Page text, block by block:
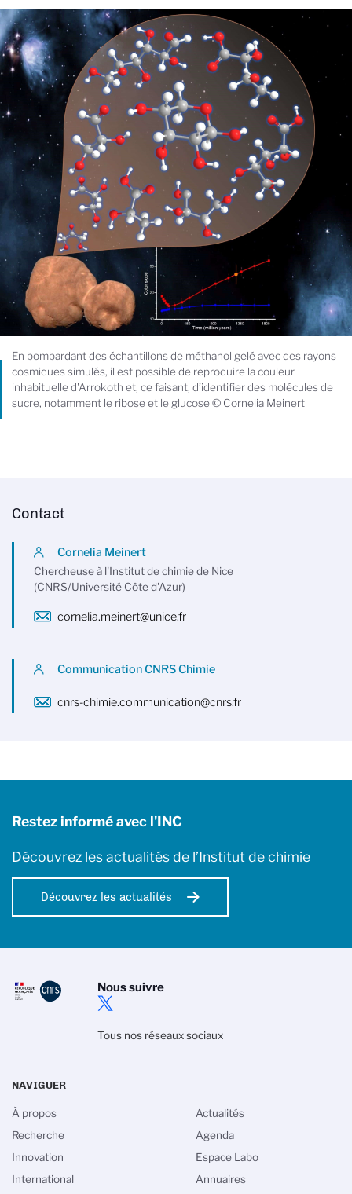
En bombardant des échantillons de méthanol gelé avec des rayons
cosmiques simulés, il est possible de reproduire la couleur
inhabituelle d'Arrokoth et, ce faisant, d’identifier des molécules de
sucre, notamment le ribose et le glucose © Cornelia Meinert
Contact
Cornelia Meinert
Chercheuse à l'Institut de chimie de Nice
(CNRS/Université Côte d'Azur)
cornelia.meinert@unice.fr
Communication CNRS Chimie
cnrs-chimie.communication@cnrs.fr
Restez informé avec l'INC
Découvrez les actualités de l’Institut de chimie
Découvrez les actualités
Nous suivre
Tous nos réseaux sociaux
NAVIGUER
À propos
Recherche
Innovation
International
Actualités
Agenda
Espace Labo
Annuaires